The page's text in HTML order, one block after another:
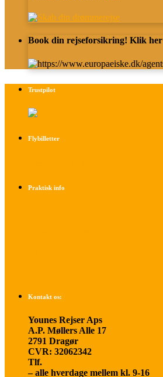
Book din rejseforsikring! Klik her
Trustpilot
Flybilletter
Praktisk info
Kontakt os:
Younes Rejser Aps
A.P. Møllers Alle 17
2791 Dragør
CVR: 32062342
Tlf.
– alle hverdage mellem kl. 9-16